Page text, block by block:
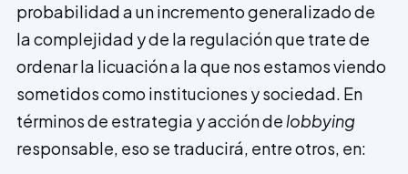
probabilidad a un incremento generalizado de
la complejidad y de la regulación que trate de
ordenar la licuación a la que nos estamos viendo
sometidos como instituciones y sociedad. En
términos de estrategia y acción de lobbying
responsable, eso se traducirá, entre otros, en: